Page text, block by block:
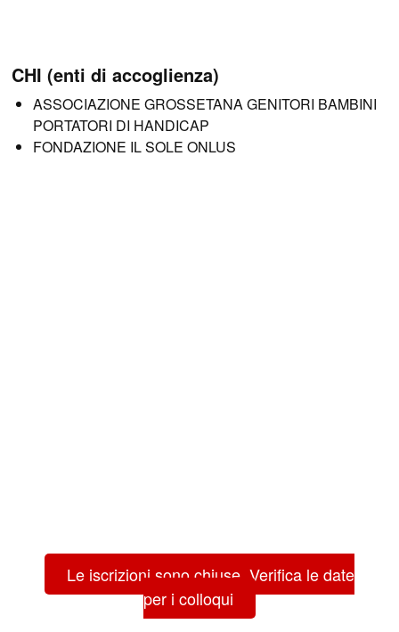
CHI (enti di accoglienza)
ASSOCIAZIONE GROSSETANA GENITORI BAMBINI
PORTATORI DI HANDICAP
FONDAZIONE IL SOLE ONLUS
Le iscrizioni sono chiuse. Verifica le date
per i colloqui